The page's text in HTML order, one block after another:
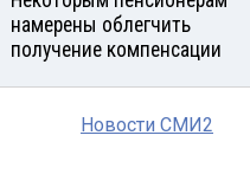
намерены облегчить
получение компенсации
Новости СМИ2